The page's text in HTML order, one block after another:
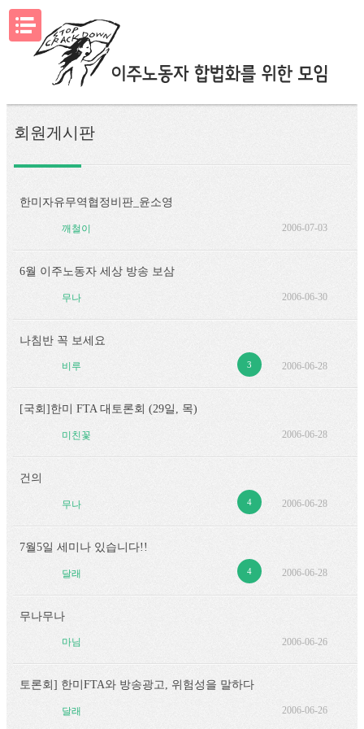
메뉴열기
회원게시판
한미자유무역협정비판_윤소영
깨철이 2006-07-03
6월 이주노동자 세상 방송 보삼
무나 2006-06-30
나침반 꼭 보세요
3
비루 2006-06-28
[국회]한미 FTA 대토론회 (29일, 목)
미친꽃 2006-06-28
건의
4
무나 2006-06-28
7월5일 세미나 있습니다!!
4
달래 2006-06-28
무나무나
마님 2006-06-26
토론회] 한미FTA와 방송광고, 위험성을 말하다
달래 2006-06-26